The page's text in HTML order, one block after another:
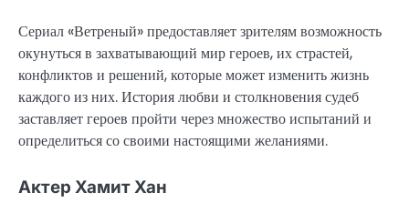
Сериал «Ветреный» предоставляет зрителям возможность
окунуться в захватывающий мир героев, их страстей,
конфликтов и решений, которые может изменить жизнь
каждого из них. История любви и столкновения судеб
заставляет героев пройти через множество испытаний и
определиться со своими настоящими желаниями.
Актер Хамит Хан